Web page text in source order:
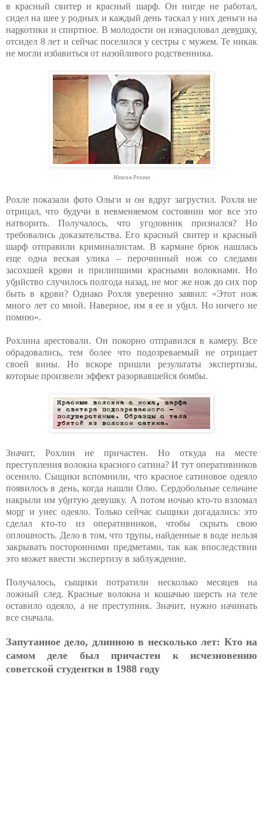
в красный свитер и красный шарф. Он нигде не работал,
сидел на шее у родных и каждый день таскал у них деньги на
нар̲котики и спиртное. В молодости он изнас̲иловал деву̲шку,
отсидел 8 лет и сейчас поселился у сестры с мужем. Те никак
не могли избавиться от назойливого родственника.
Максим Рохлин
Рохле показали фото Ольги и он вдруг загрустил. Рохля не
отрицал, что будучи в невменяемом состоянии мог все это
натворить. Получалось, что уго̲ловник признался? Но
требовались доказательства. Его красный свитер и красный
шарф отправили криминалистам. В кармане брюк нашлась
еще одна веская улика – перочинный нож со следами
засохшей кр̲ови и прилипшими красными волокнами. Но
уб̲ийство случилось полгода назад, не мог же нож до сих пор
быть в кр̲ови? Однако Рохля уверенно заявил: «Этот нож
много лет со мной. Наверное, им я ее и уб̲ил. Но ничего не
помню».
Рохлина арестовали. Он покорно отправился в камеру. Все
обрадовались, тем более что подозреваемый не отрицает
своей вины. Но вскоре пришли результаты экспертизы,
которые произвели эффект разорвавшейся бомбы.
Значит, Рохлин не причастен. Но откуда на месте
преступления волокна красного сатина? И тут оперативников
осенило. Сыщики вспомнили, что красное сатиновое одеяло
появилось в день, когда нашли Олю. Сердобольные сельчане
накрыли им уб̲итую девушку. А потом ночью кто-то взломал
мор̲г и унес одеяло. Только сейчас сыщики догадались: это
сделал кто-то из оперативников, чтобы скрыть свою
оплошность. Дело в том, что тр̲упы, найденные в воде нельзя
закрывать посторонними предметами, так как впоследствии
это может ввести экспертизу в заблуждение.
Получалось, сыщики потратили несколько месяцев на
ложный след. Красные волокна и кошачью шерсть на теле
оставило одеяло, а не преступник. Значит, нужно начинать
все сначала.
Запутанное дело, длинною в несколько лет: Кто на
самом деле был причастен к исчезновению
советской студентки в 1988 году